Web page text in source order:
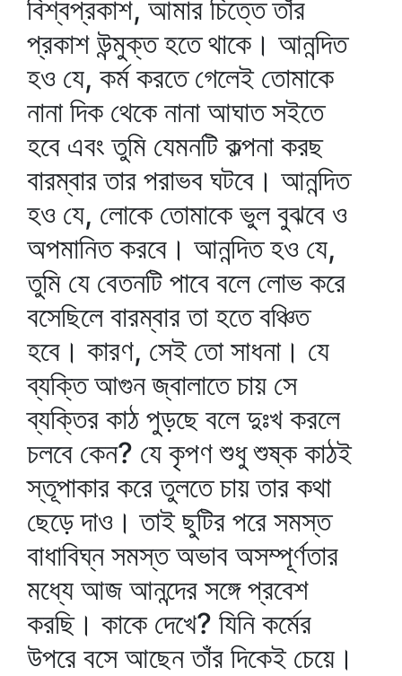
বিশ্বপ্রকাশ, আমার চিত্তে তাঁর
প্রকাশ উন্মুক্ত হতে থাকে। আনন্দিত
হও যে, কর্ম করতে গেলেই তোমাকে
নানা দিক থেকে নানা আঘাত সইতে
হবে এবং তুমি যেমনটি কল্পনা করছ
বারম্বার তার পরাভব ঘটবে। আনন্দিত
হও যে, লোকে তোমাকে ভুল বুঝবে ও
অপমানিত করবে। আনন্দিত হও যে,
তুমি যে বেতনটি পাবে বলে লোভ করে
বসেছিলে বারম্বার তা হতে বঞ্চিত
হবে। কারণ, সেই তো সাধনা। যে
ব্যক্তি আগুন জ্বালাতে চায় সে
ব্যক্তির কাঠ পুড়ছে বলে দুঃখ করলে
চলবে কেন? যে কৃপণ শুধু শুষ্ক কাঠই
স্তূপাকার করে তুলতে চায় তার কথা
ছেড়ে দাও। তাই ছুটির পরে সমস্ত
বাধাবিঘ্ন সমস্ত অভাব অসম্পূর্ণতার
মধ্যে আজ আনন্দের সঙ্গে প্রবেশ
করছি। কাকে দেখে? যিনি কর্মের
উপরে বসে আছেন তাঁর দিকেই চেয়ে।